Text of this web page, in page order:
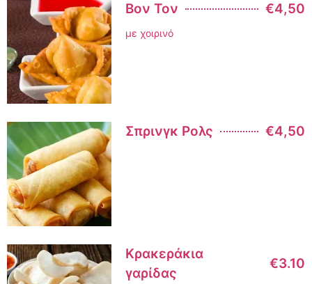
Βον Τον €4,50
με χοιρινό
Σπρινγκ Ρολς €4,50
Κρακεράκια
γαρίδας
€3.10